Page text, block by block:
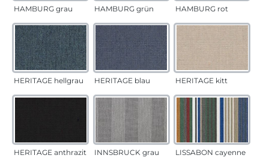
HAMBURG grau HAMBURG grün HAMBURG rot
HERITAGE hellgrau HERITAGE blau HERITAGE kitt
HERITAGE anthrazit INNSBRUCK grau LISSABON cayenne